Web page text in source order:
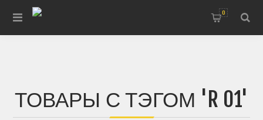
0
ТОВАРЫ С ТЭГОМ 'R 01'